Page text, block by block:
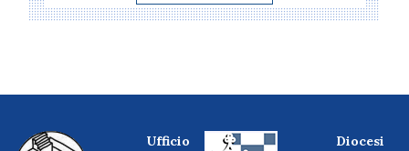
Ufficio
Diocesi